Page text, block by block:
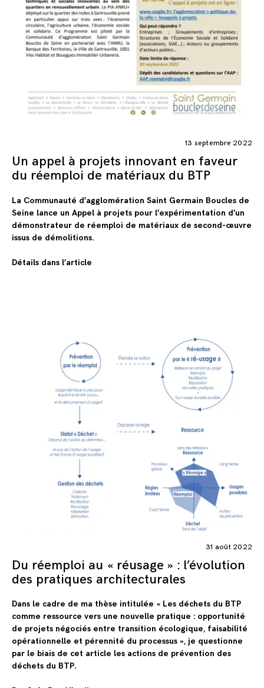
13 septembre 2022
Un appel à projets innovant en faveur
du réemploi de matériaux du BTP
La Communauté d’agglomération Saint Germain Boucles de
Seine lance un Appel à projets pour l’expérimentation d’un
démonstrateur de réemploi de matériaux de second-œuvre
issus de démolitions.
Détails dans l’article
31 août 2022
Du réemploi au « réusage » : l’évolution
des pratiques architecturales
Dans le cadre de ma thèse intitulée « Les déchets du BTP
comme ressource vers une nouvelle pratique : opportunité
de projets négociés entre transition écologique, faisabilité
opérationnelle et pérennité du processus », je questionne
par le biais de cet article les actions de prévention des
déchets du BTP.